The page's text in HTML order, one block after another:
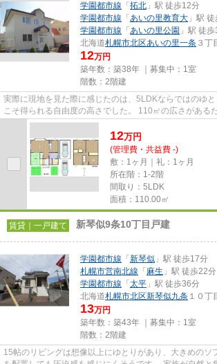
学園都市線 「 拓北 」駅 徒歩12分
学園都市線 「 あいの里教育大 」駅
学園都市線 「 あいの里公園 」駅 徒
北海道札幌市北区あいの里一条 ３丁
12万円
築年数：築38年 ｜募集中： 1室
階数：2階建
実際に現地を見た際に感じたのは、5LDKならではのゆ
こそ得られる自由度の高さでした。 110㎡の広さがあるため、ご家族それぞれの
プライベート空間を確保しなが...
12万円
(管理費・共益費 -)
敷：1ヶ月｜礼：1ヶ月
所在階：1-2階
間取り：5LDK
面積：110.00㎡
賃貸｜一戸建て 新琴似9条10丁目戸建
学園都市線 「 新琴似 」駅 徒歩17分
札幌市営南北線 「 麻生 」駅 徒歩22分
学園都市線 「 太平 」駅 徒歩36分
北海道札幌市北区新琴似九条 １０丁
13万円
築年数：築43年 ｜募集中： 1室
階数：2階建
15帖のリビングは想像以上にゆとりがあり、大きめのソ